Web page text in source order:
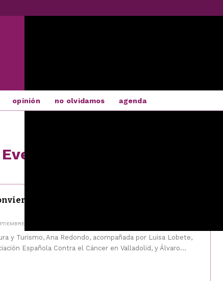
opinión no olvidamos agenda
en "ciudad Beatle" con un fin
2017
y Turismo, Ana Redondo, acompañada por Luisa Lobete,
Española Contra el Cáncer en Valladolid, y Álvaro...